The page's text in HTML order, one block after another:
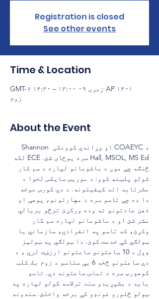
Registration is closed
See other events
Time & Location
AP ۱۴۰۱ زمری ۰۹ ۱۳:۰۰ – ۱۴:۳۰ GMT-۶
زوم
About the Event
د COAEYC او وړاندې کوونکی Shannon
Hall, MSOL, MS Ed سره یوځای شئ. ECE لکه
څنګه چې موږ د ماشومانو لپاره د سم کار
کولو پلټنه کوو: د موریس سایکس لخوا د
مشرتابه اته کیفیتونه. د دې کورس موخه
دا ده چې تاسو سره د مهارتونو، پوهې او
ذهن عادتونو ته وده ورکړئ ترڅو بریالي
مشر شئ او د ماشومانو لپاره سم کار
وکړئ، که تاسو په انفرادي، سازماني یا
ټولګي کې خدمت کوئ. دا ټولګي په ټولیز
ډول د 10 ساعتونو ساعتونو ارزښت لري ، د
دې ساعتونو څخه 6 یې ستاسو د زوم بک کلب
کوهورټ سره د تماس ساعتونه دي. تاسو
باید د بشپړیدو سند ترلاسه کولو لپاره په
ټولو څلورو غونډو کې برخه واخلئ. سندونه